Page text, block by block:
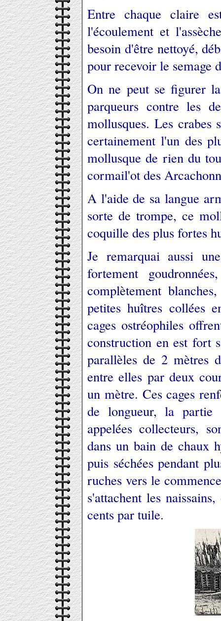
Entre chaque claire
l'écoulement et
besoin d'être nettoyé,
pour recevoir le semage
On ne peut se figurer
parqueurs contre les
mollusques. Les
certainement l'un des
mollusque de rien du
cormail'ot des
A l'aide de sa langue
sorte de trompe, ce
coquille des plus fortes
Je remarquai aussi
fortement
complètement
petites huîtres collées
cages ostréophiles
construction en est fort
parallèles de 2 mètres
entre elles par deux
un mètre. Ces cages
de longueur, la partie
appelées collecteurs,
dans un bain de chaux
puis séchées pendant
ruches vers le
s'attachent les
cents par tuile.